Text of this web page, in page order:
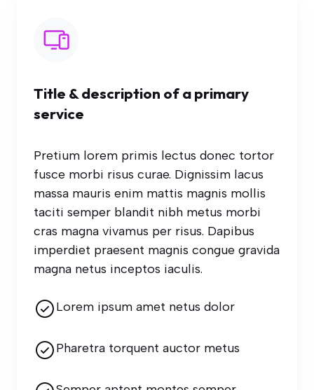
Title & description of a primary
service
Pretium lorem primis lectus donec tortor
fusce morbi risus curae. Dignissim lacus
massa mauris enim mattis magnis mollis
taciti semper blandit nibh metus morbi
cras magna vivamus per risus. Dapibus
imperdiet praesent magnis congue gravida
magna netus inceptos iaculis.
Lorem ipsum amet netus dolor
Pharetra torquent auctor metus